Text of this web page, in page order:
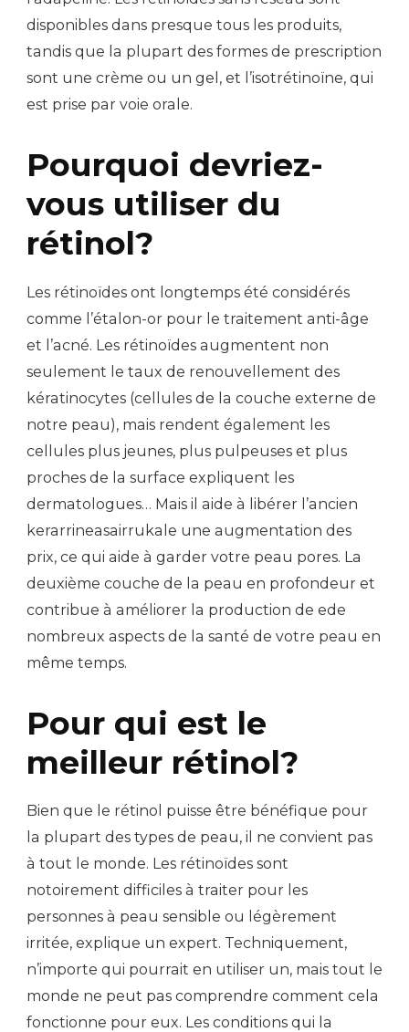
disponibles dans presque tous les produits,
tandis que la plupart des formes de prescription
sont une crème ou un gel, et l’isotrétinoïne, qui
est prise par voie orale.
Pourquoi devriez-
vous utiliser du
rétinol?
Les rétinoïdes ont longtemps été considérés
comme l’étalon-or pour le traitement anti-âge
et l’acné. Les rétinoïdes augmentent non
seulement le taux de renouvellement des
kératinocytes (cellules de la couche externe de
notre peau), mais rendent également les
cellules plus jeunes, plus pulpeuses et plus
proches de la surface expliquent les
dermatologues… Mais il aide à libérer l’ancien
kerarrineasairrukale une augmentation des
prix, ce qui aide à garder votre peau pores. La
deuxième couche de la peau en profondeur et
contribue à améliorer la production de ede
nombreux aspects de la santé de votre peau en
même temps.
Pour qui est le
meilleur rétinol?
Bien que le rétinol puisse être bénéfique pour
la plupart des types de peau, il ne convient pas
à tout le monde. Les rétinoïdes sont
notoirement difficiles à traiter pour les
personnes à peau sensible ou légèrement
irritée, explique un expert. Techniquement,
n’importe qui pourrait en utiliser un, mais tout le
monde ne peut pas comprendre comment cela
fonctionne pour eux. Les conditions qui la